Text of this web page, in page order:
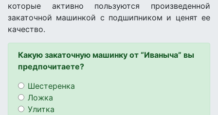
которые активно пользуются произведенной
закаточной машинкой с подшипником и ценят ее
качество.
Какую закаточную машинку от “Иваныча” вы
предпочитаете?
Шестеренка
Ложка
Улитка